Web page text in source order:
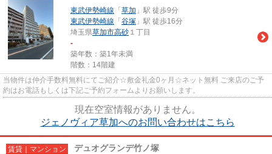
東武伊勢崎線 「 草加 」駅 徒歩9分
東武伊勢崎線 「 谷塚 」駅 徒歩16分
埼玉県草加市高砂 １丁目
-
築年数：築1年未満
階数：14階建
当物件は仲介手数料無料にてご紹介☆敷金礼金0ヶ月☆ネット無料 ご来店のご予
約はお電話もしくは下記ご予約フォームよりお願いします。
現在空室情報がありません。
ジェノヴィア草加へのお問い合わせはこちら
賃貸｜マンション デュオグランデ竹ノ塚